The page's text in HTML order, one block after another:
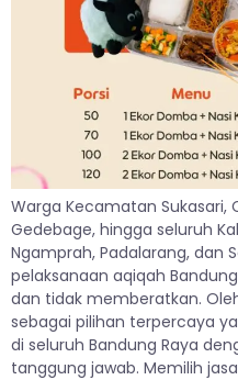
Warga Kecamatan Sukasari,
Gedebage, hingga seluruh
Ngamprah, Padalarang, dan
pelaksanaan aqiqah
dan tidak memberatkan.
sebagai pilihan terpercaya
di seluruh Bandung Raya
tanggung jawab. Memilih